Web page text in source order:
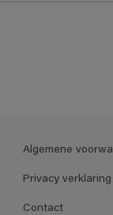
Algemene
Privacy verklaring
Contact